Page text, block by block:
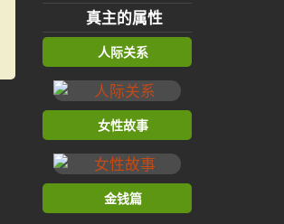
真主的属性
人际关系
女性故事
金钱篇